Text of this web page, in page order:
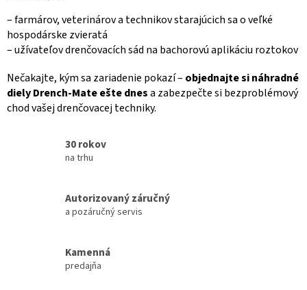
– farmárov, veterinárov a technikov starajúcich sa o veľké
hospodárske zvieratá
– užívateľov drenčovacích sád na bachorovú aplikáciu roztokov
Nečakajte, kým sa zariadenie pokazí – objednajte si náhradné
diely Drench-Mate ešte dnesa zabezpečte si bezproblémový
chod vašej drenčovacej techniky.
30 rokov
na trhu
Autorizovaný záručný
a pozáručný servis
Kamenná
predajňa